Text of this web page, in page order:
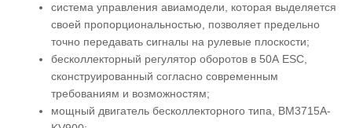
система управления авиамодели, которая выделяется
своей пропорциональностью, позволяет предельно
точно передавать сигналы на рулевые плоскости;
бесколлекторный регулятор оборотов в 50А ESC,
сконструированный согласно современным
требованиям и возможностям;
мощный двигатель бесколлекторного типа, ВМ3715А-